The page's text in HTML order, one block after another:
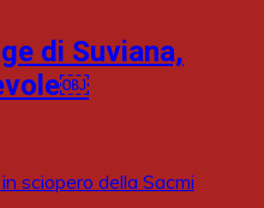
di Suviana,